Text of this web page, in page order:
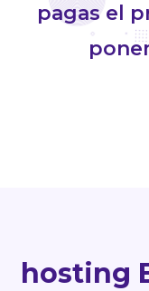
pagas el
hosting